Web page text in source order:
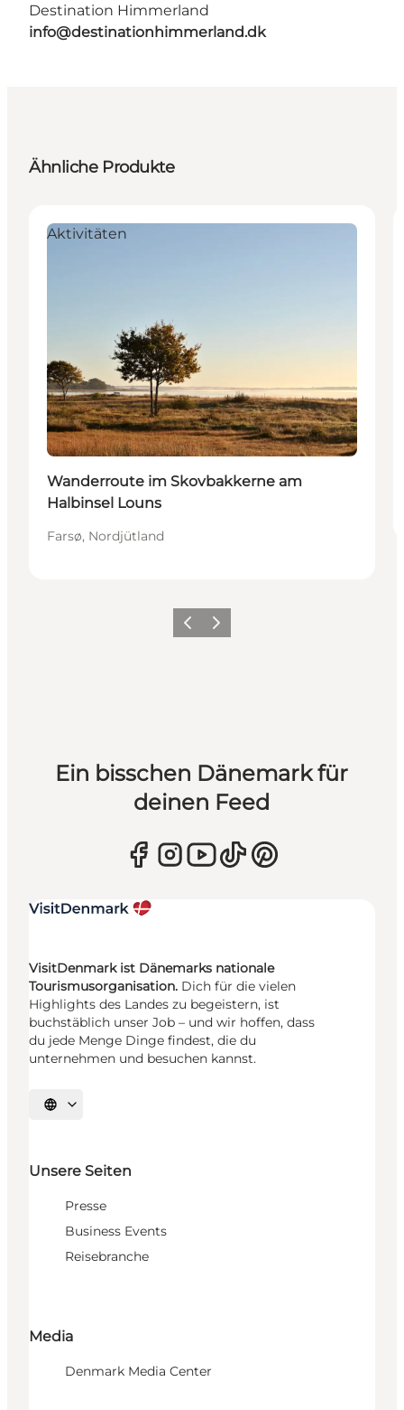
Destination Himmerland
info@destinationhimmerland.dk
Ähnliche Produkte
Aktivitäten
Wanderroute im Skovbakkerne am
Halbinsel Louns
Farsø, Nordjütland
ZurückWeiter
Ein bisschen Dänemark für
deinen Feed
VisitDenmark ist Dänemarks nationale
Tourismusorganisation. Dich für die vielen
Highlights des Landes zu begeistern, ist
buchstäblich unser Job – und wir hoffen, dass
du jede Menge Dinge findest, die du
unternehmen und besuchen kannst.
Sprache auswählen
Unsere Seiten
Presse
Business Events
Reisebranche
Media
Denmark Media Center